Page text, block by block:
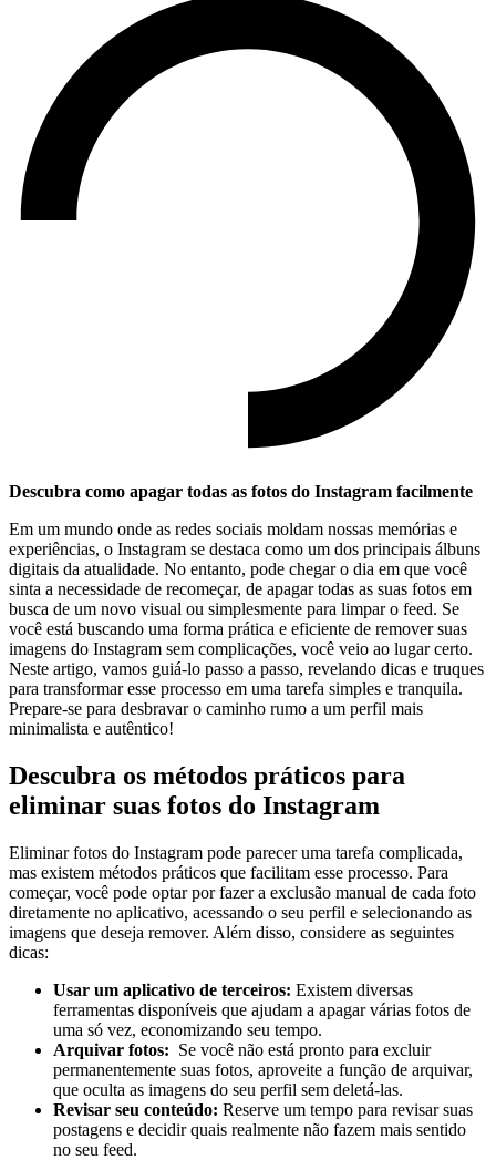
Descubra como ⁢apagar⁣ todas as fotos do ⁣Instagram facilmente
Em⁢ um mundo onde as redes sociais moldam nossas memórias e
⁤experiências, o‍ Instagram se destaca como ⁣um ⁤dos principais álbuns
digitais⁣ da‍ atualidade. No entanto, pode chegar o dia em que você​
sinta‌ a necessidade de recomeçar, de apagar todas as​ suas ⁤fotos em ​
busca de ‌um novo ⁤visual ⁤ou simplesmente ⁢para limpar ⁣o feed. Se
você está buscando uma ⁢forma prática e​ eficiente de remover suas
imagens do⁤ Instagram sem complicações,⁤ você veio ao‌ lugar certo.
Neste artigo, vamos guiá-lo passo a passo, revelando ⁤dicas e⁣ truques
⁤para ⁤transformar esse processo em uma tarefa simples e tranquila.
Prepare-se para desbravar o caminho rumo a⁣ um perfil mais
minimalista e autêntico!
Descubra os métodos práticos⁢ para
eliminar suas fotos do Instagram
Eliminar fotos do Instagram pode parecer uma ⁢tarefa complicada,
mas existem métodos práticos que facilitam esse processo.‌ Para
começar,‌ você pode optar‍ por fazer a exclusão manual de cada foto
diretamente ⁢no aplicativo, acessando o seu perfil e selecionando as
imagens que deseja remover. Além disso, considere as ​seguintes
dicas:
Usar um ‌aplicativo de ⁣terceiros: Existem diversas
‌ferramentas disponíveis que⁤ ajudam a ⁢apagar ⁤várias ⁢fotos‌ de
uma ‌só vez,​ economizando seu tempo.
Arquivar⁢ fotos: ‌ Se‍ você não está pronto⁢ para excluir
permanentemente suas ‍fotos, aproveite ​a ‍função de⁣ arquivar,
que oculta as imagens⁢ do seu​ perfil sem deletá-las.
Revisar seu conteúdo: Reserve um tempo para revisar suas
postagens e decidir quais realmente não fazem mais‍ sentido
no seu feed.